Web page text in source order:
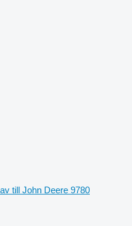
till John Deere 9780